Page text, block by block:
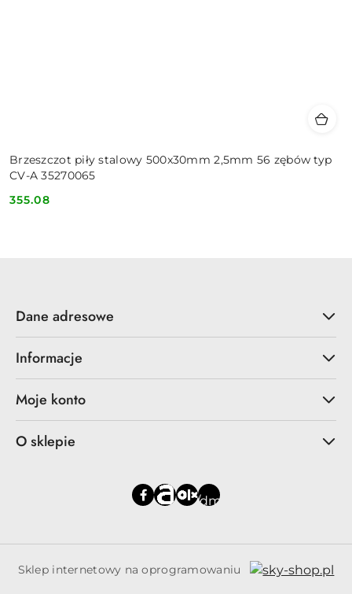
Brzeszczot piły stalowy 500x30mm 2,5mm 56 zębów typ
CV-A 35270065
Cena:
355.08
Dane adresowe
Informacje
Moje konto
O sklepie
Sklep internetowy na oprogramowaniu